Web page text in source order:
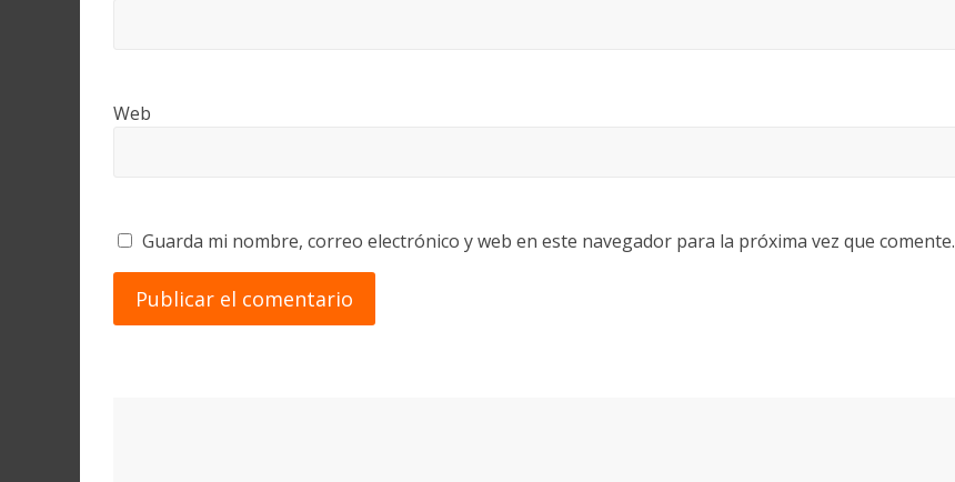
Web
Guarda mi nombre, correo electrónico y web en este navegador para la próxima vez que comente.